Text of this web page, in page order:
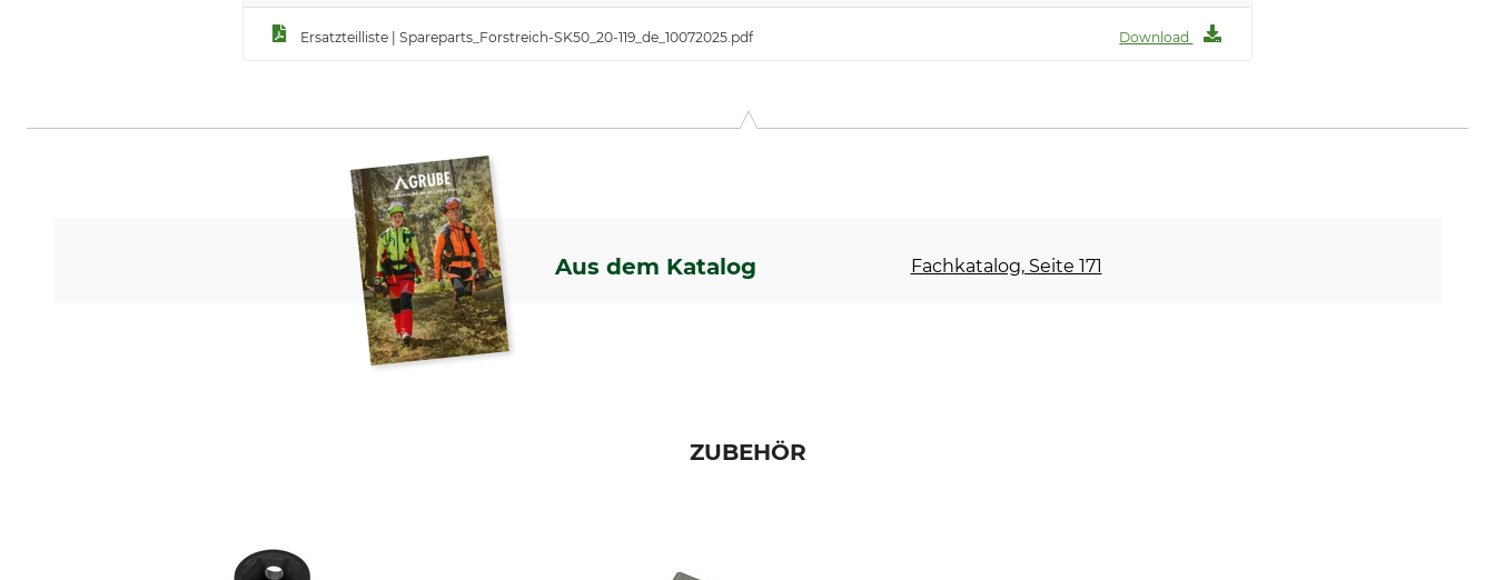
Ersatzteilliste | Spareparts_Forstreich-SK50_20-119_de_10072025.pdf Download
Aus dem Katalog Fachkatalog, Seite 171
ZUBEHÖR